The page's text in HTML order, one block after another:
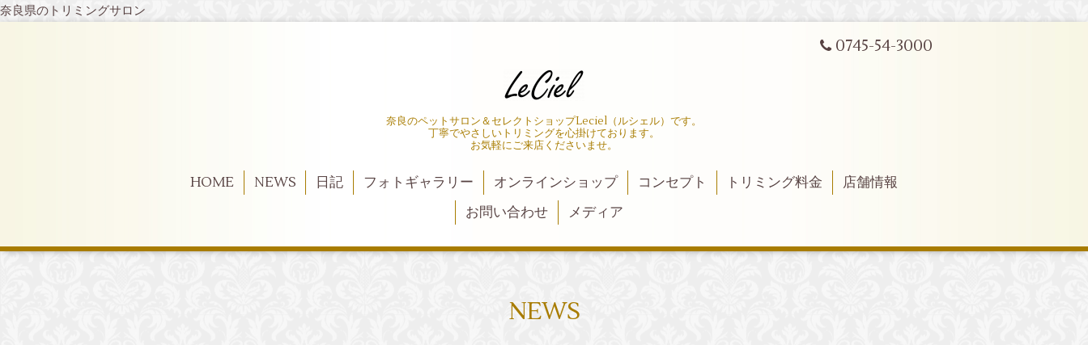
奈良県のトリミングサロン
0745-54-3000
奈良のペットサロン＆セレクトショップLeciel（ルシェル）です。
丁寧でやさしいトリミングを心掛けております。
お気軽にご来店くださいませ。
HOME NEWS 日記 フォトギャラリー オンラインショップ コンセプト トリミング料金
店舗情報
お問い合わせ
メディア
NEWS